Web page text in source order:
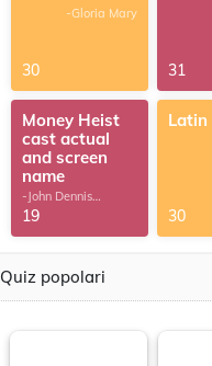
-Gloria Mary
30 31
Money Heist
cast actual
and screen
name
-John Dennis
G.Thomas
19
Latin
30
Quiz popolari